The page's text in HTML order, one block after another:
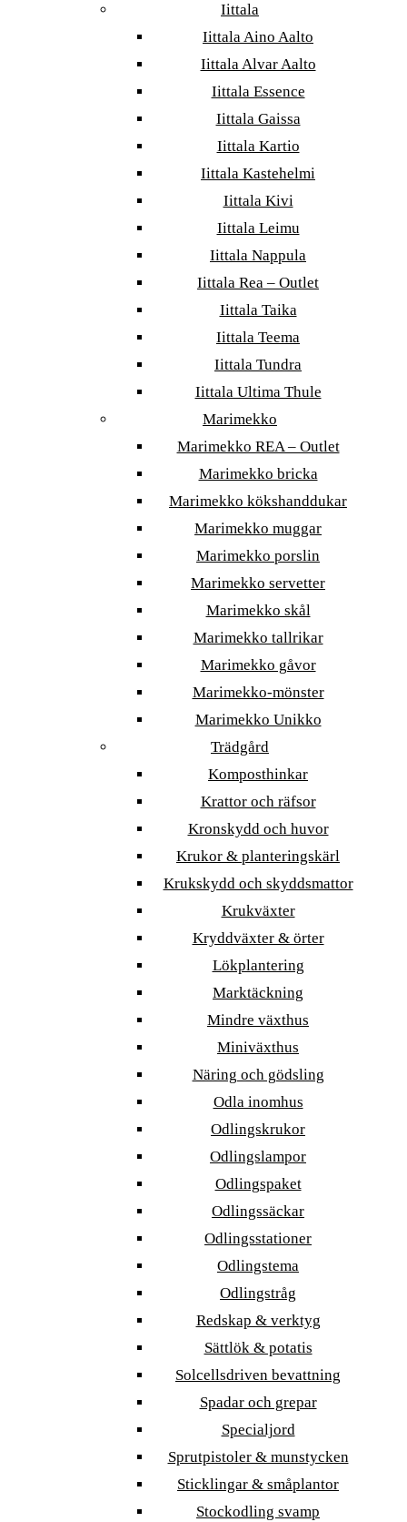
Iittala
Iittala Aino Aalto
Iittala Alvar Aalto
Iittala Essence
Iittala Gaissa
Iittala Kartio
Iittala Kastehelmi
Iittala Kivi
Iittala Leimu
Iittala Nappula
Iittala Rea – Outlet
Iittala Taika
Iittala Teema
Iittala Tundra
Iittala Ultima Thule
Marimekko
Marimekko REA – Outlet
Marimekko bricka
Marimekko kökshanddukar
Marimekko muggar
Marimekko porslin
Marimekko servetter
Marimekko skål
Marimekko tallrikar
Marimekko gåvor
Marimekko-mönster
Marimekko Unikko
Trädgård
Komposthinkar
Krattor och räfsor
Kronskydd och huvor
Krukor & planteringskärl
Krukskydd och skyddsmattor
Krukväxter
Kryddväxter & örter
Lökplantering
Marktäckning
Mindre växthus
Miniväxthus
Näring och gödsling
Odla inomhus
Odlingskrukor
Odlingslampor
Odlingspaket
Odlingssäckar
Odlingsstationer
Odlingstema
Odlingstråg
Redskap & verktyg
Sättlök & potatis
Solcellsdriven bevattning
Spadar och grepar
Specialjord
Sprutpistoler & munstycken
Sticklingar & småplantor
Stockodling svamp